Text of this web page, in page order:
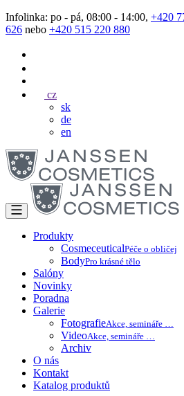
Infolinka: po - pá, 08:00 - 14:00, +420
626 nebo +420 515 220 880
cz
sk
de
en
Produkty
CosmeceuticalPéče o obličej
BodyPro krásné tělo
Salóny
Novinky
Poradna
Galerie
FotografieAkce, semináře …
VideoAkce, semináře …
Archiv
O nás
Kontakt
Katalog produktů